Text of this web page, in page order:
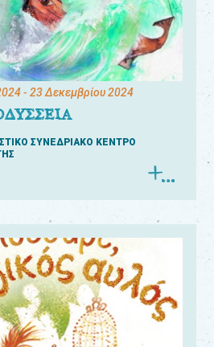
- 23 Δεκεμβρίου 2024
ΣΥΝΕΔΡΙΑΚΟ ΚΕΝΤΡΟ